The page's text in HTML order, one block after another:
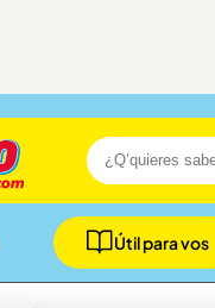
Útil para vos